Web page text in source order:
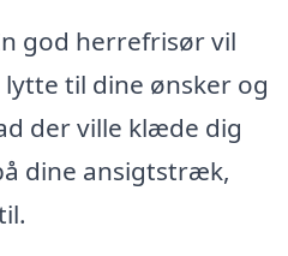
god herrefrisør vil
til dine ønsker og
der ville klæde dig
dine ansigtstræk,